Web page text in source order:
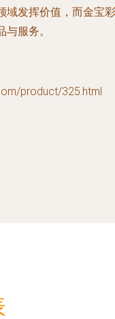
域发挥价值，而金宝彩
服务。
product/325.html